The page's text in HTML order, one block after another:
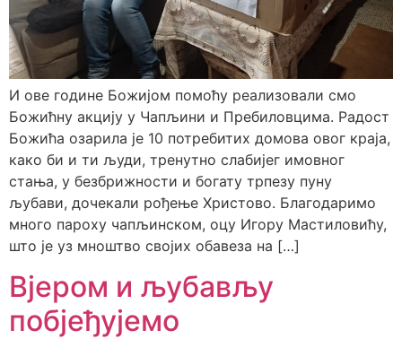
И ове године Божијом помоћу реализовали смо
Божићну акцију у Чапљини и Пребиловцима. Радост
Божића озарила је 10 потребитих домова овог краја,
како би и ти људи, тренутно слабијег имовног
стања, у безбрижности и богату трпезу пуну
љубави, дочекали рођење Христово. Благодаримо
много пароху чапљинском, оцу Игору Мастиловићу,
што је уз мноштво својих обавеза на […]
Вјером и љубављу
побјеђујемо